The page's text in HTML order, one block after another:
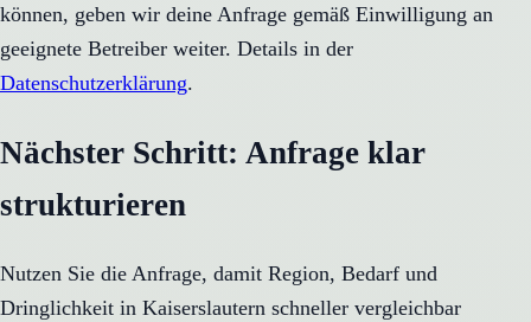
können, geben wir deine Anfrage gemäß Einwilligung an
geeignete Betreiber weiter. Details in der
Datenschutzerklärung.
Nächster Schritt: Anfrage klar
strukturieren
Nutzen Sie die Anfrage, damit Region, Bedarf und
Dringlichkeit in Kaiserslautern schneller vergleichbar